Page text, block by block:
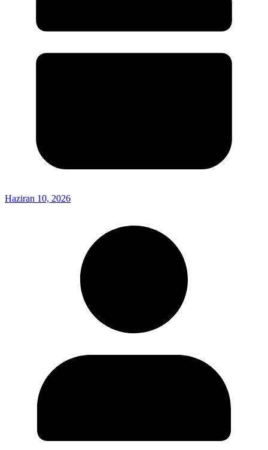
Haziran 10, 2026